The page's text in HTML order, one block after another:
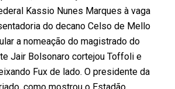
Kassio Nunes Marques à vaga
do decano Celso de Mello
a nomeação do magistrado do
Jair Bolsonaro cortejou Toffoli e
Fux de lado. O presidente da